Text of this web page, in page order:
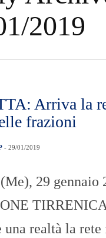
2019
Arriva la
frazioni
- 29/01/2019
29 gennaio
una realtà la